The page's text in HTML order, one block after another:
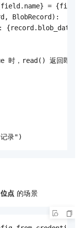
=
BlobRecord):
时，read() 返回即自
录")
点 的场景